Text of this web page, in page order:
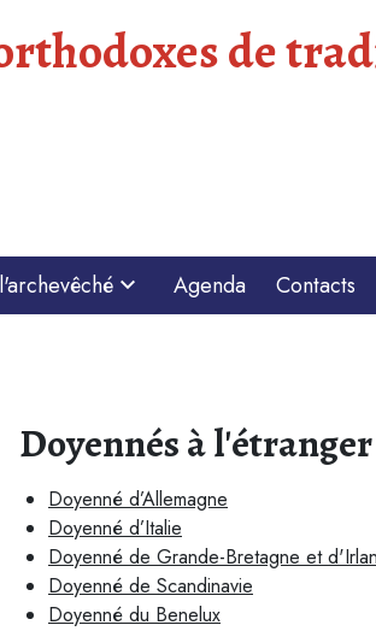
de
Agenda Contacts
Doyennés à l'étranger
Doyenné d’Allemagne
Doyenné d’Italie
Doyenné de Grande-Bretagne et
Doyenné de Scandinavie
Doyenné du Benelux